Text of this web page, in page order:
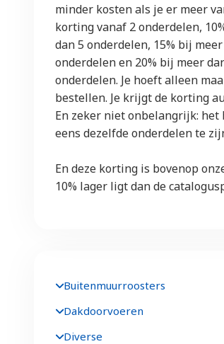
minder kosten als je er meer
korting vanaf 2 onderdelen,
dan 5 onderdelen, 15% bij
onderdelen en 20% bij meer
onderdelen. Je hoeft alleen
bestellen. Je krijgt de korting
En zeker niet onbelangrijk: het
eens dezelfde onderdelen te
En deze korting is bovenop
10% lager ligt dan de
Buitenmuurroosters
Dakdoorvoeren
Diverse